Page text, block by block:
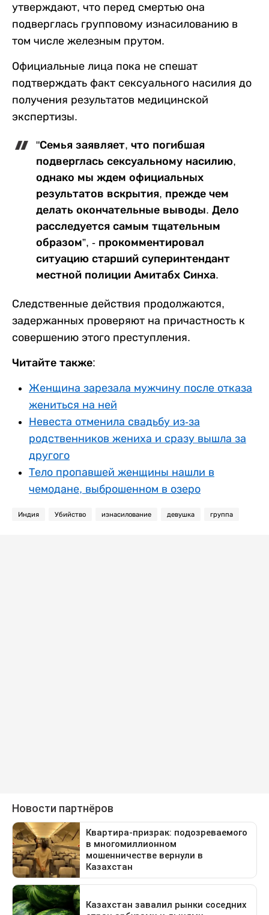
утверждают, что перед смертью она
подверглась групповому изнасилованию в
том числе железным прутом.
Официальные лица пока не спешат
подтверждать факт сексуального насилия до
получения результатов медицинской
экспертизы.
"Семья заявляет, что погибшая
подверглась сексуальному насилию,
однако мы ждем официальных
результатов вскрытия, прежде чем
делать окончательные выводы. Дело
расследуется самым тщательным
образом”, - прокомментировал
ситуацию старший суперинтендант
местной полиции Амитабх Синха.
Следственные действия продолжаются,
задержанных проверяют на причастность к
совершению этого преступления.
Читайте также:
Женщина зарезала мужчину после отказа
жениться на ней
Невеста отменила свадьбу из-за
родственников жениха и сразу вышла за
другого
Тело пропавшей женщины нашли в
чемодане, выброшенном в озеро
Индия Убийство изнасилование девушка группа